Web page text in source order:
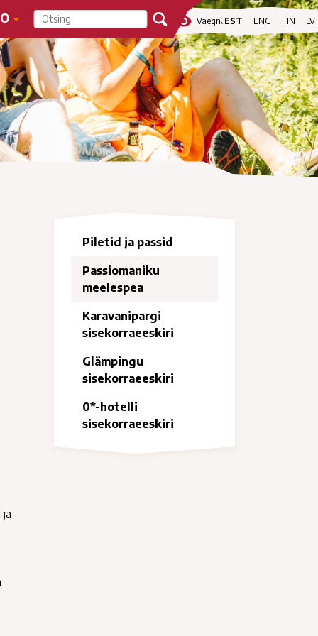
visibility Vaegnägijale
EST ENG FIN LV
Piletid ja passid
Passiomaniku
meelespea
Karavanipargi
sisekorraeeskiri
Glämpingu
sisekorraeeskiri
0*-hotelli
sisekorraeeskiri